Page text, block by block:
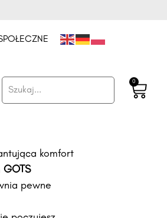
0
komfort
GOTS
pewne